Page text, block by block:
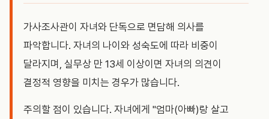
가사조사관이 자녀와 단독으로 면담해 의사를
파악합니다. 자녀의 나이와 성숙도에 따라 비중이
달라지며, 실무상 만 13세 이상이면 자녀의 의견이
결정적 영향을 미치는 경우가 많습니다.
주의할 점이 있습니다. 자녀에게 "엄마(아빠)랑 살고